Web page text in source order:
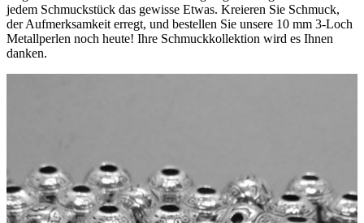
jedem Schmuckstück das gewisse Etwas. Kreieren Sie Schmuck,
der Aufmerksamkeit erregt, und bestellen Sie unsere 10 mm 3-Loch
Metallperlen noch heute! Ihre Schmuckkollektion wird es Ihnen
danken.